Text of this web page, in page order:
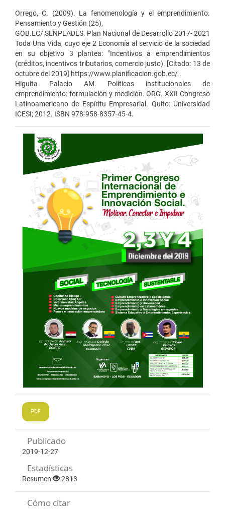
Orrego, C. (2009). La fenomenología y el emprendimiento.
Pensamiento y Gestión (25),
GOB.EC/ SENPLADES. Plan Nacional de Desarrollo 2017- 2021
Toda Una Vida, cuyo eje 2 Economía al servicio de la sociedad
en su objetivo 3 plantea: "Incentivos a emprendimientos
(créditos, incentivos tributarios, comercio justo). [Citado: 13 de
octubre del 2019] https://www.planificacion.gob.ec/ .
Higuita Palacio AM. Políticas institucionales de
emprendimiento: formulación y medición. ORG. XXII Congreso
Latinoamericano de Espíritu Empresarial. Quito: Universidad
ICESI; 2012. ISBN 978-958-8357-45-4.
PDF
Publicado
2019-12-27
Estadísticas
Resumen 2813
Cómo citar